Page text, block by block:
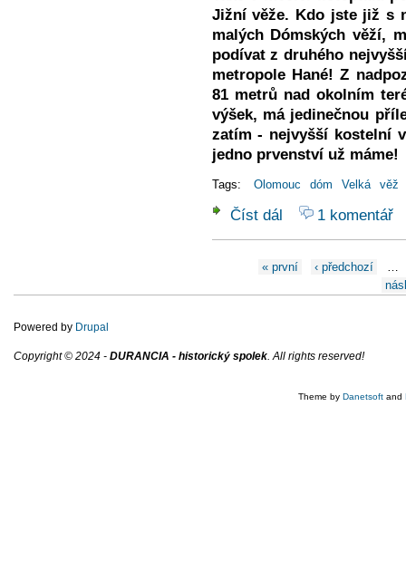
Jižní věže. Kdo jste již s
malých Dómských věží,
podívat z druhého
metropole Hané! Z
81 metrů nad okolním
výšek, má jedinečnou
zatím - nejvyšší kostelní
jedno prvenství už máme!
Tags: Olomouc dóm Velká věž
Číst dál Prohlídky Velké Jižní
1 komentář
Stránky« první ‹ předchozí
…
Powered by Drupal
Copyright © 2024 - DURANCIA - historický spolek. All rights reserved!
Theme by Danetsoft and